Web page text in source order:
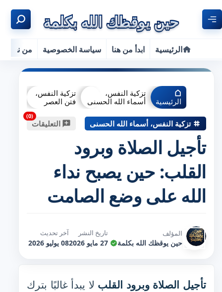
الرئيسية ابدأ من هنا سياسة الخصوصية من نحن
الرئيسية
تزكية النفس،
أسماء الله الحسنى
تزكية النفس،
فتن العصر
تزكية النفس، أسماء الله الحسنى التعليقات
تأجيل الصلاة وبرود
القلب: حين يصبح نداء
الله على وضع الصامت
المؤلف
حين يوقظك الله بكلمة
تاريخ النشر
27 مايو 2026
آخر تحديث
08 يوليو 2026
تأجيل الصلاة وبرود القلب لا يبدأ غالبًا بترك